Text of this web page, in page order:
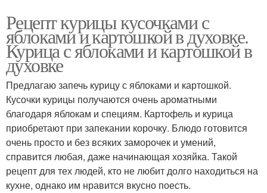
Рецепт курицы кусочками с
яблоками и картошкой в духовке.
Курица с яблоками и картошкой в
духовке
Предлагаю запечь курицу с яблоками и картошкой.
Кусочки курицы получаются очень ароматными
благодаря яблокам и специям. Картофель и курица
приобретают при запекании корочку. Блюдо готовится
очень просто и без всяких заморочек и умений,
справится любая, даже начинающая хозяйка. Такой
рецепт для тех людей, кто не любит долго находиться на
кухне, однако им нравится вкусно поесть.